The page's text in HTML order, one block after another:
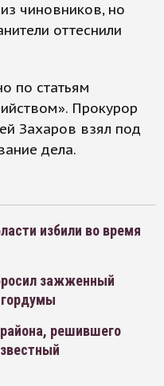
чиновников, но
оттеснили
по статьям
Прокурор
Захаров взял под
дела.
избили во время
зажженный
решившего